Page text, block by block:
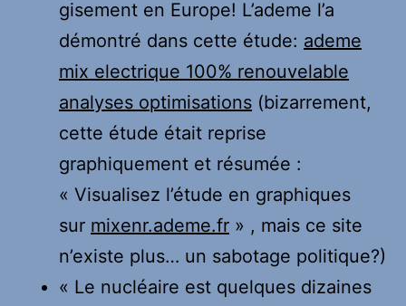
gisement en Europe! L’ademe l’a
démontré dans cette étude: ademe
mix electrique 100% renouvelable
analyses optimisations (bizarrement,
cette étude était reprise
graphiquement et résumée :
« Visualisez l’étude en graphiques
sur mixenr.ademe.fr » , mais ce site
n’existe plus… un sabotage politique?)
« Le nucléaire est quelques dizaines